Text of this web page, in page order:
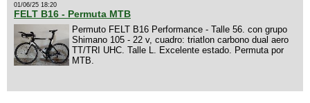
01/06/25 18:20
FELT B16 - Permuta MTB
Permuto FELT B16 Performance - Talle 56. con grupo
Shimano 105 - 22 v, cuadro: triatlon carbono dual aero
TT/TRI UHC. Talle L. Excelente estado. Permuta por
MTB.